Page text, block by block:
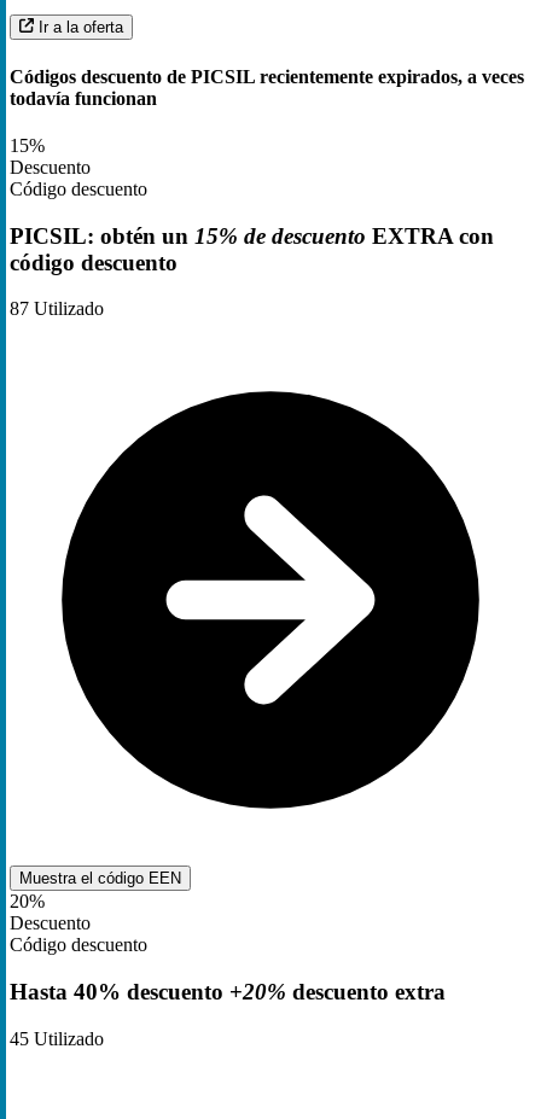
Ir a la oferta
Códigos descuento de PICSIL recientemente expirados, a veces
todavía funcionan
15%
Descuento
Código descuento
PICSIL: obtén un 15% de descuento EXTRA con
código descuento
87 Utilizado
Muestra el código EEN
20%
Descuento
Código descuento
Hasta 40% descuento +20% descuento extra
45 Utilizado